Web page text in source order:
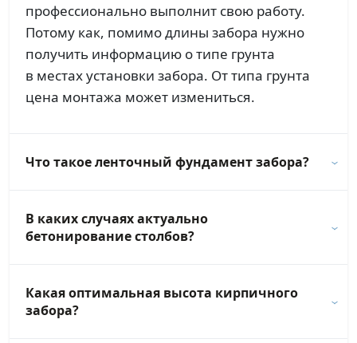
профессионально выполнит свою работу.
Потому как, помимо длины забора нужно
получить информацию о типе грунта
в местах установки забора. От типа грунта
цена монтажа может измениться.
Что такое ленточный фундамент забора?
В каких случаях актуально
бетонирование столбов?
Какая оптимальная высота кирпичного
забора?